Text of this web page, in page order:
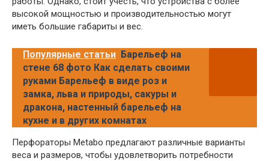
высокой мощностью и производительностью могут
иметь большие габариты и вес.
Популярные статьи Барельеф на
стене 68 фото Как сделать своими
руками Барельеф в виде роз и
замка, льва и природы, сакуры и
дракона, настенный барельеф на
кухне и в других комнатах
Перфораторы Metabo предлагают различные варианты
веса и размеров, чтобы удовлетворить потребности